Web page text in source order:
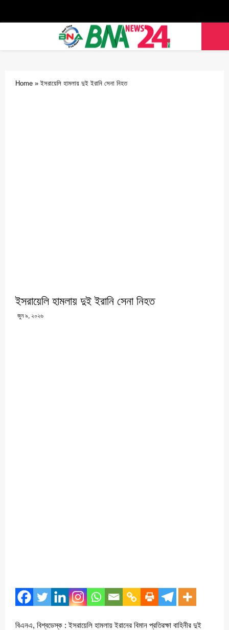
PRIMARY
MENU
Home »ইসরায়েলি হামলায় দুই ইরানি সেনা নিহত
ইসরায়েলি হামলায় দুই ইরানি সেনা নিহত
জুন ৯, ২০২৬
বিএনএ, বিশ্বডেস্ক : ইসরায়েলি হামলায় ইরানের বিমান প্রতিরক্ষা বাহিনীর দুই